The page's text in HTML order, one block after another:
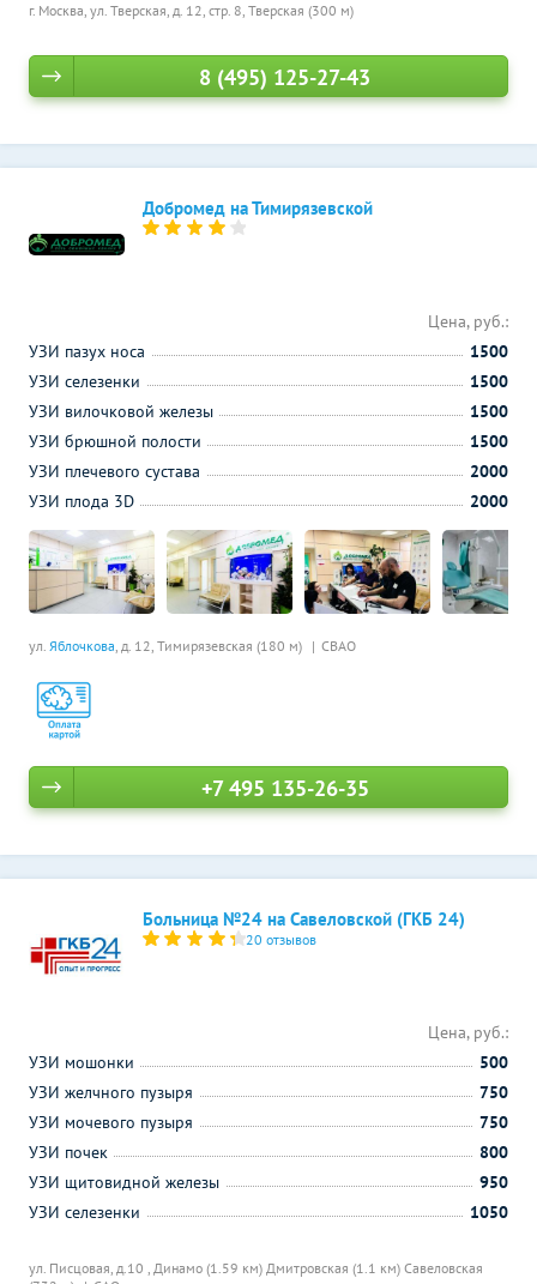
г. Москва, ул. Тверская, д. 12, стр. 8, Тверская (300 м)
8 (495) 125-27-43
Добромед на Тимирязевской
ул. Яблочкова, д. 12, Тимирязевская (180 м) СВАО
Цена, руб.:
УЗИ пазух носа
1500
УЗИ селезенки
1500
УЗИ вилочковой железы
1500
УЗИ брюшной полости
1500
УЗИ плечевого сустава
2000
УЗИ плода 3D
2000
+7 495 135-26-35
Больница №24 на Савеловской (ГКБ 24)
20 отзывов
ул. Писцовая, д.10 , Динамо (1.59 км) Дмитровская (1.1 км) Савеловская
Цена, руб.:
УЗИ мошонки
500
УЗИ желчного пузыря
750
УЗИ мочевого пузыря
750
УЗИ почек
800
УЗИ щитовидной железы
950
УЗИ селезенки
1050